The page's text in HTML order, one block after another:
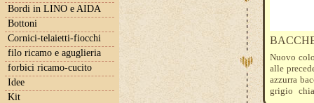
Bordi in LINO e AIDA
Bottoni
Cornici-telaietti-fiocchi
filo ricamo e aguglieria
forbici ricamo-cucito
Idee
Kit
Nuovo
alle
azzurra
grigio